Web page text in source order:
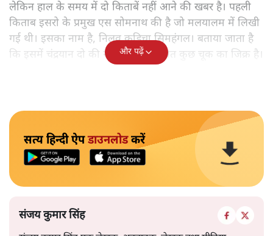
लेकिन हाल के समय में दो किताबें नहीं आने की खबर है। पहली
किताब इसरो के प्रमुख एस सोमनाथ की है जो मलयालम में लिखी
गई थी। इसका नाम है, निलवु कुडिचा सिमहंगल। बताया जाता है
कि इसमें चंद्रयान दो की नाकामी से संबंधित कुछ चूक का जिक्र है।
और पढ़ें
सत्य हिन्दी ऐपडाउनलोडकरें
संजय कुमार सिंह